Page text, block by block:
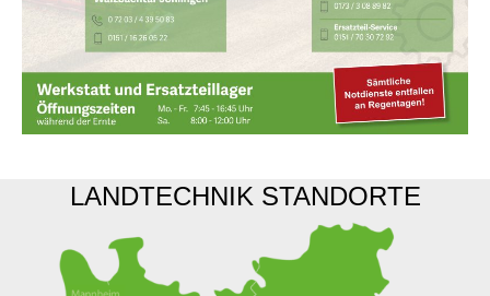
LANDTECHNIK STANDORTE